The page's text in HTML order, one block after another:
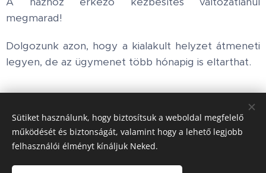
megmarad!
Dolgozunk azon, hogy a kialakult helyzet átmeneti
legyen, de az ügymenet több hónapig is eltarthat.
Honlap tulajdonos:Hédervár Község Önkormányzata
Sütiket használunk, hogy biztosítsuk a weboldal megfelelő
működését és biztonságát, valamint hogy a lehető legjobb
felhasználói élményt kínáljuk Neked.